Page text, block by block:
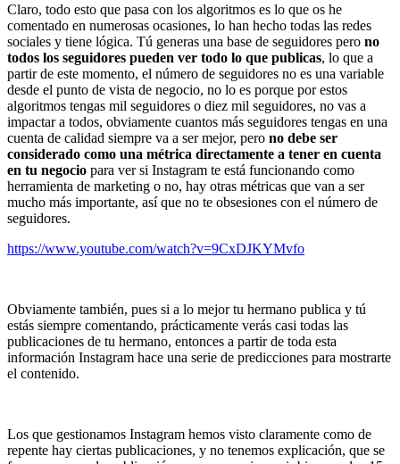
Claro, todo esto que pasa con los algoritmos es lo que os he
comentado en numerosas ocasiones, lo han hecho todas las redes
sociales y tiene lógica. Tú generas una base de seguidores pero no
todos los seguidores pueden ver todo lo que publicas, lo que a
partir de este momento, el número de seguidores no es una variable
desde el punto de vista de negocio, no lo es porque por estos
algoritmos tengas mil seguidores o diez mil seguidores, no vas a
impactar a todos, obviamente cuantos más seguidores tengas en una
cuenta de calidad siempre va a ser mejor, pero no debe ser
considerado como una métrica directamente a tener en cuenta
en tu negocio para ver si Instagram te está funcionando como
herramienta de marketing o no, hay otras métricas que van a ser
mucho más importante, así que no te obsesiones con el número de
seguidores.
https://www.youtube.com/watch?v=9CxDJKYMvfo
Obviamente también, pues si a lo mejor tu hermano publica y tú
estás siempre comentando, prácticamente verás casi todas las
publicaciones de tu hermano, entonces a partir de toda esta
información Instagram hace una serie de predicciones para mostrarte
el contenido.
Los que gestionamos Instagram hemos visto claramente como de
repente hay ciertas publicaciones, y no tenemos explicación, que se